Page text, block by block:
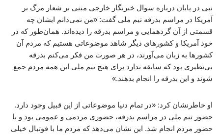
نبی در پایان درباره سوال خبرنگار خارجی مبنی بر شعار مرگ بر
آمریکا در مراسم بدرقه تیم ملی گفت: «من نمی‌دانم ایشان چه
قسمتی از آن گردهمایی و مراسم بدرقه را دیده‌اند. همان‌طور که در
خود آمریکا و کشورهای دیگر شاهد موضوعاتی هستیم که مردم آن
کشورها به زبان می‌آورند، در هر صورت من فکر می‌کنم بدرقه
بی‌نظیری بود که سابقه ندارد برای هیچ تیم ملی این همه مردم جمع
شوند و این بدرقه را انجام بدهند.»
او خاطرنشان کرد: «در تمام دنیا موضوعاتی از این قبیل وجود دارد.
حضور تیم ملی در مراسم بدرقه، حضوری مردمی و عمومی بود و با
حضور مردم انجام شد. این نشان می‌دهد که مردم ما با فوتبال خیلی